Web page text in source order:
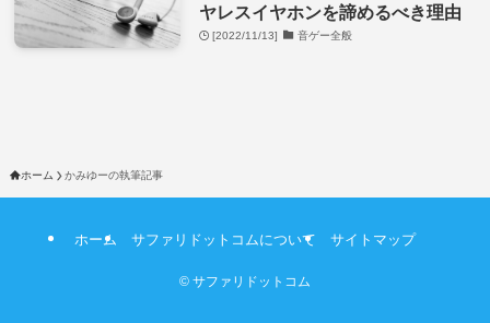
ヤレスイヤホンを諦めるべき理由
[2022/11/13] 音ゲー全般
ホーム かみゆーの執筆記事
ホーム サファリドットコムについて サイトマップ
© サファリドットコム